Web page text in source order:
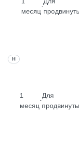
месяц
·
НАВЫК
1
месяц
·
Для